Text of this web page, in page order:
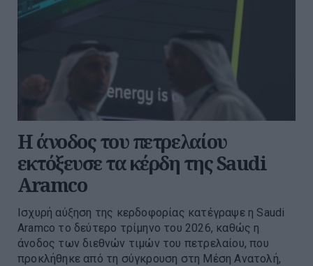
Η άνοδος του πετρελαίου
εκτόξευσε τα κέρδη της Saudi
Aramco
Ισχυρή αύξηση της κερδοφορίας κατέγραψε η Saudi
Aramco το δεύτερο τρίμηνο του 2026, καθώς η
άνοδος των διεθνών τιμών του πετρελαίου, που
προκλήθηκε από τη σύγκρουση στη Μέση Ανατολή,